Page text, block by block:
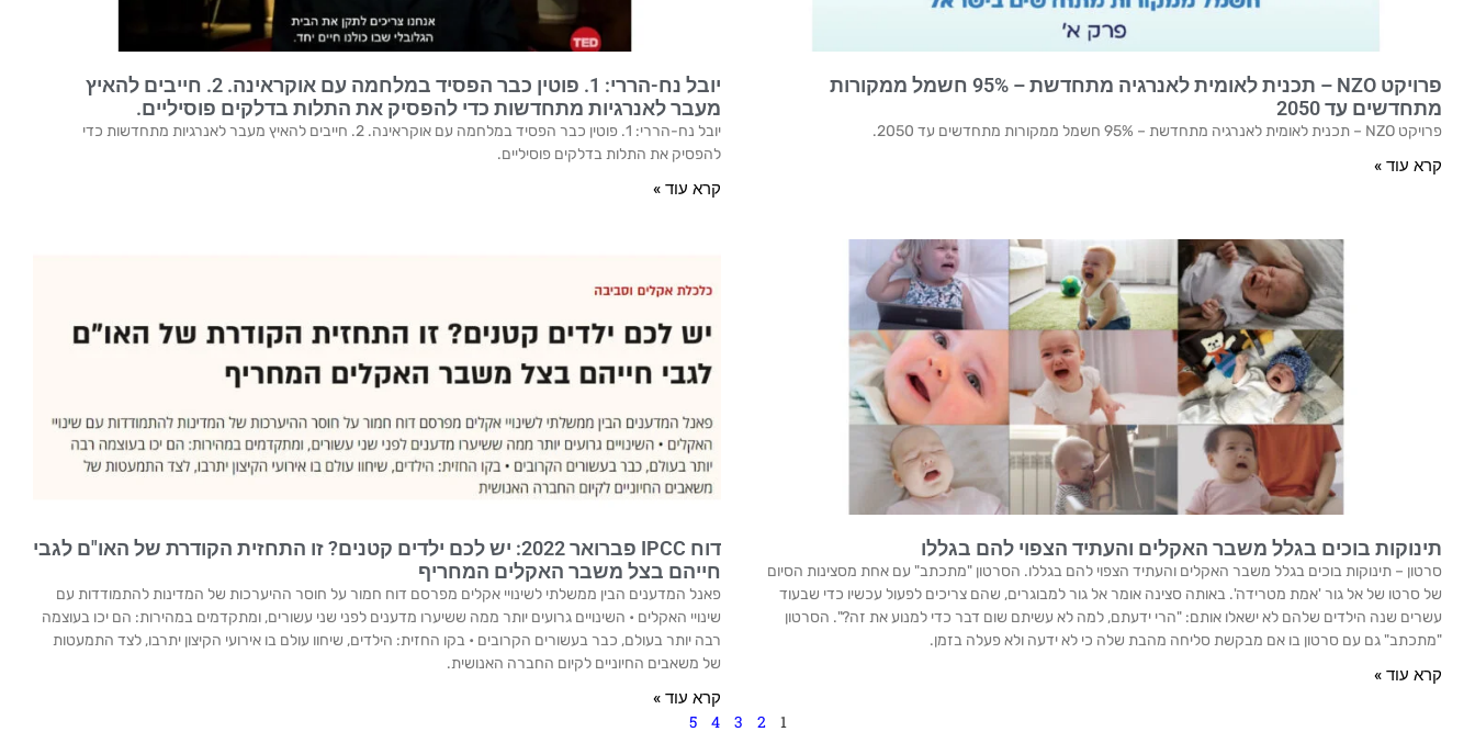
פרויקט NZO – תכנית לאומית לאנרגיה מתחדשת – 95% חשמל ממקורות
מתחדשים עד 2050
פרויקט NZO – תכנית לאומית לאנרגיה מתחדשת – 95% חשמל ממקורות מתחדשים עד 2050.
קרא עוד »
יובל נח-הררי: 1. פוטין כבר הפסיד במלחמה עם אוקראינה. 2. חייבים להאיץ
מעבר לאנרגיות מתחדשות כדי להפסיק את התלות בדלקים פוסיליים.
יובל נח-הררי: 1. פוטין כבר הפסיד במלחמה עם אוקראינה. 2. חייבים להאיץ מעבר לאנרגיות מתחדשות כדי
להפסיק את התלות בדלקים פוסיליים.
קרא עוד »
תינוקות בוכים בגלל משבר האקלים והעתיד הצפוי להם בגללו
סרטון – תינוקות בוכים בגלל משבר האקלים והעתיד הצפוי להם בגללו. הסרטון "מתכתב" עם אחת מסצינות הסיום
של סרטו של אל גור 'אמת מטרידה'. באותה סצינה אומר אל גור למבוגרים, שהם צריכים לפעול עכשיו כדי שבעוד
עשרים שנה הילדים שלהם לא ישאלו אותם: "הרי ידעתם, למה לא עשיתם שום דבר כדי למנוע את זה?". הסרטון
"מתכתב" גם עם סרטון בו אם מבקשת סליחה מהבת שלה כי לא ידעה ולא פעלה בזמן.
קרא עוד »
דוח IPCC פברואר 2022: יש לכם ילדים קטנים? זו התחזית הקודרת של האו"ם לגבי
חייהם בצל משבר האקלים המחריף
פאנל המדענים הבין ממשלתי לשינויי אקלים מפרסם דוח חמור על חוסר ההיערכות של המדינות להתמודדות עם
שינויי האקלים • השינויים גרועים יותר ממה ששיערו מדענים לפני שני עשורים, ומתקדמים במהירות: הם יכו בעוצמה
רבה יותר בעולם, כבר בעשורים הקרובים • בקו החזית: הילדים, שיחוו עולם בו אירועי הקיצון יתרבו, לצד התמעטות
של משאבים החיוניים לקיום החברה האנושית.
קרא עוד »
1
2
3
4
5